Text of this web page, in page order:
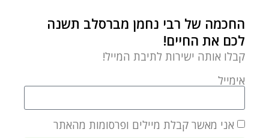
החכמה של רבי נחמן מברסלב תשנה
לכם את החיים!
קבלו אותה ישירות לתיבת המייל!
אימייל
אני מאשר קבלת מיילים ופרסומות מהאתר